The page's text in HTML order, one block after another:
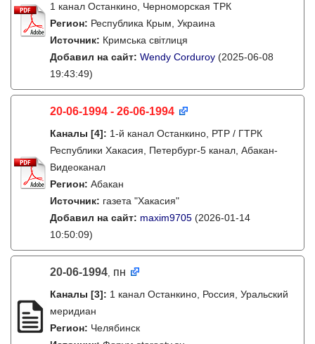
1 канал Останкино, Черноморская ТРК
Регион: Республика Крым, Украина
Источник: Кримська світлиця
Добавил на сайт: Wendy Corduroy (2025-06-08
19:43:49)
20-06-1994 - 26-06-1994
Каналы [4]: 1-й канал Останкино, РТР / ГТРК
Республики Хакасия, Петербург-5 канал, Абакан-
Видеоканал
Регион: Абакан
Источник: газета "Хакасия"
Добавил на сайт: maxim9705 (2026-01-14
10:50:09)
20-06-1994, пн
Каналы [3]: 1 канал Останкино, Россия, Уральский
меридиан
Регион: Челябинск